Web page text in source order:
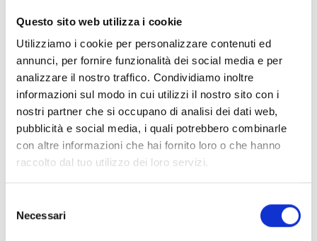
Questo sito web utilizza i cookie
Utilizziamo i cookie per personalizzare contenuti ed
annunci, per fornire funzionalità dei social media e per
analizzare il nostro traffico. Condividiamo inoltre
informazioni sul modo in cui utilizzi il nostro sito con i
nostri partner che si occupano di analisi dei dati web,
pubblicità e social media, i quali potrebbero combinarle
con altre informazioni che hai fornito loro o che hanno
raccolto dal tuo utilizzo dei loro servizi.
delNecessari